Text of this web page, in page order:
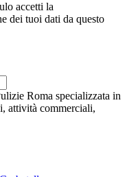
accetti la
dei tuoi dati da questo
Roma specializzata in
attività commerciali,